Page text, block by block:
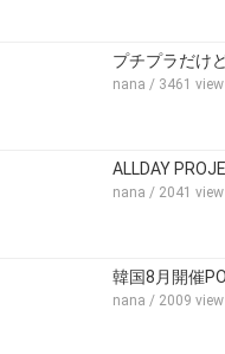
プチプラだけ
nana / 3461 view
ALLDAY
nana / 2041 view
韓国8月開催
nana / 2009 view